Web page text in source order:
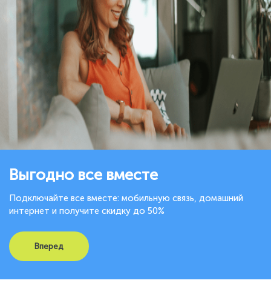
Выгодно все вместе
Подключайте все вместе: мобильную связь, домашний
интернет и получите скидку до 50%
Вперед